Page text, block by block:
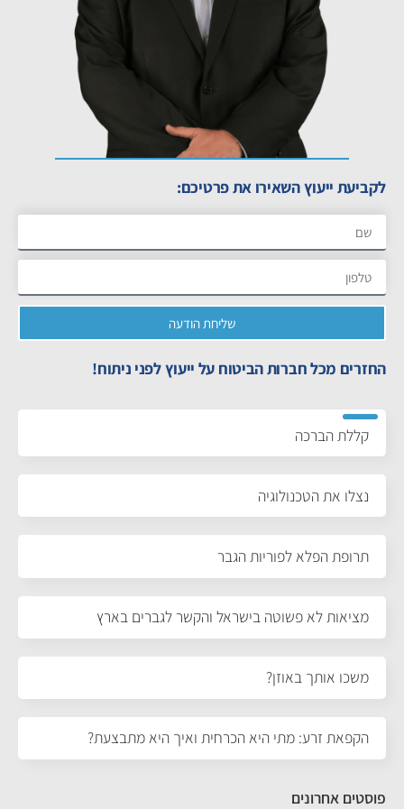
לקביעת ייעוץ השאירו את פרטיכם:
שליחת הודעה
החזרים מכל חברות הביטוח על ייעוץ לפני ניתוח!
קללת הברכה
נצלו את הטכנולוגיה
תרופת הפלא לפוריות הגבר
מציאות לא פשוטה בישראל והקשר לגברים בארץ
משכו אותך באוזן?
הקפאת זרע: מתי היא הכרחית ואיך היא מתבצעת?
פוסטים אחרונים